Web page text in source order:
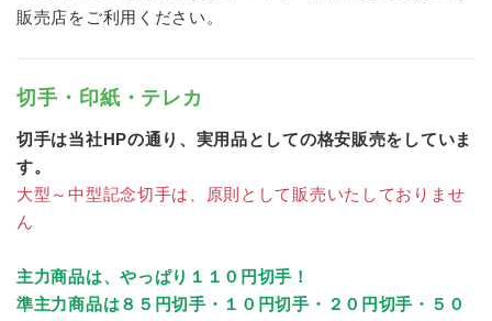
販売店をご利用ください。
切手・印紙・テレカ
切手は当社HPの通り、実用品としての格安販売をしていま
す。
大型～中型記念切手は、原則として販売いたしておりませ
ん
主力商品は、やっぱり１１０円切手！
準主力商品は８５円切手・１０円切手・２０円切手・５０